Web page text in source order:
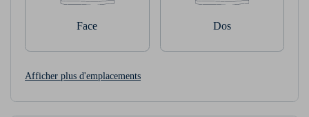
Face Dos
Afficher plus d'emplacements